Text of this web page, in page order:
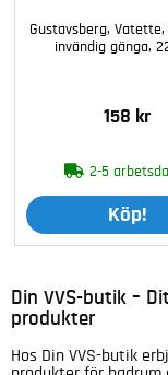
Gustavsberg, Vatette,
invändig gänga,
158 kr
2-5
Köp!
Din VVS-butik –
produkter
Hos Din VVS-butik